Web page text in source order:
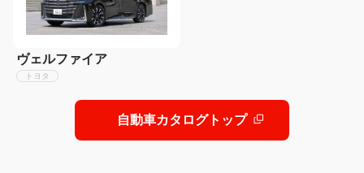
ヴェルファイア
トヨタ
自動車カタログトップ